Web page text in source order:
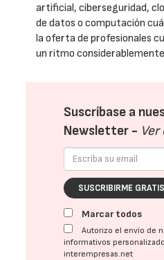
artificial, ciberseguridad,
de datos o computación
la oferta de profesionales
un ritmo
Suscríbase a
Newsletter -
SUSCRIBIRME GRATIS
Marcar todos
Autorizo el envío de
informativos
interempresas.net